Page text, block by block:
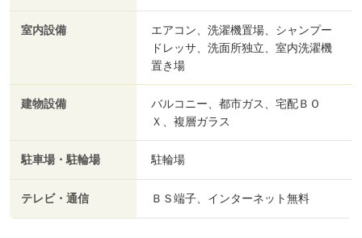
室内設備
エアコン、洗濯機置場、シャンプー
ドレッサ、洗面所独立、室内洗濯機
置き場
建物設備
バルコニー、都市ガス、宅配ＢＯ
Ｘ、複層ガラス
駐車場・駐輪場 駐輪場
テレビ・通信 ＢＳ端子、インターネット無料